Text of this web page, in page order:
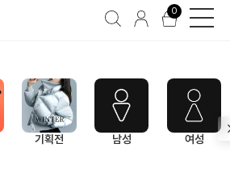
0
베스트슈즈
기획전 남성 여성